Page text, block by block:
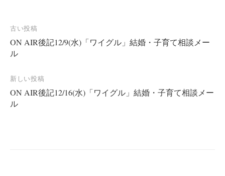
投
稿
ナ
ビ
ゲ
ー
古い投稿
ON AIR後記12/9(水)「ワイグル」結婚・子育て相談メー
ル
新しい投稿
ON AIR後記12/16(水)「ワイグル」結婚・子育て相談メー
ル